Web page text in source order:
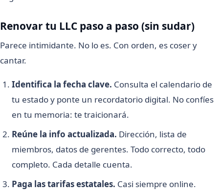
Renovar tu LLC paso a paso (sin sudar)
Parece intimidante. No lo es. Con orden, es coser y
cantar.
Identifica la fecha clave. Consulta el calendario de
tu estado y ponte un recordatorio digital. No confíes
en tu memoria: te traicionará.
Reúne la info actualizada. Dirección, lista de
miembros, datos de gerentes. Todo correcto, todo
completo. Cada detalle cuenta.
Paga las tarifas estatales. Casi siempre online.